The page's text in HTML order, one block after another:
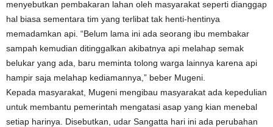
menyebutkan pembakaran lahan oleh masyarakat seperti dianggap
hal biasa sementara tim yang terlibat tak henti-hentinya
memadamkan api. “Belum lama ini ada seorang ibu membakar
sampah kemudian ditinggalkan akibatnya api melahap semak
belukar yang ada, baru meminta tolong warga lainnya karena api
hampir saja melahap kediamannya,” beber Mugeni.
Kepada masyarakat, Mugeni mengibau masyarakat ada kepedulian
untuk membantu pemerintah mengatasi asap yang kian menebal
setiap harinya. Disebutkan, udar Sangatta hari ini ada perubahan